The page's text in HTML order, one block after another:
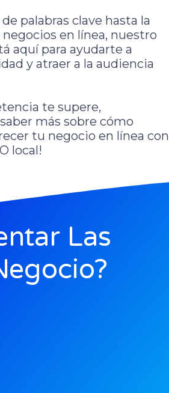
palabras clave hasta la
en línea, nuestro
aquí para ayudarte a
y atraer a la audiencia
te supere,
más sobre cómo
tu negocio en línea con
local!
Las